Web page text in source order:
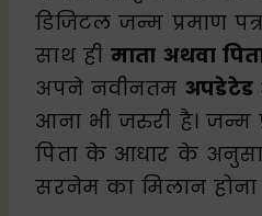
डिजिटल जन्म प्रमाण
साथ हीमाता अथवा
अपने नवीनतम अपडेटेड
आना भी जरुरी है। जन्म
पिता के आधार के
सरनेम का मिलान होना